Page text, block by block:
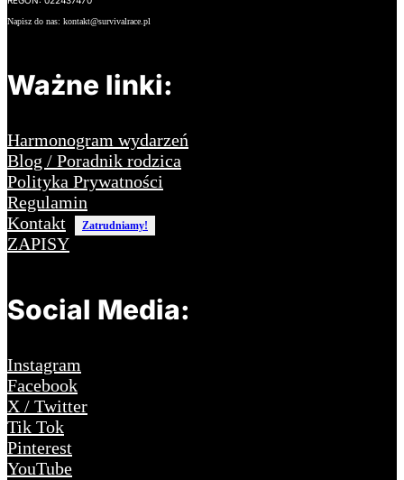
Napisz do nas: kontakt@survivalrace.pl
Ważne linki:
Harmonogram wydarzeń
Blog / Poradnik rodzica
Polityka Prywatności
Regulamin
Kontakt
Zatrudniamy!
ZAPISY
Social Media:
Instagram
Facebook
X / Twitter
Tik Tok
Pinterest
YouTube